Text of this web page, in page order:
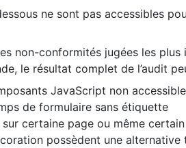
ne sont pas accessibles
non-conformités jugées les
le résultat complet de l’audit
JavaScript non
de formulaire sans étiquette
certaine page ou même
possèdent une alternative